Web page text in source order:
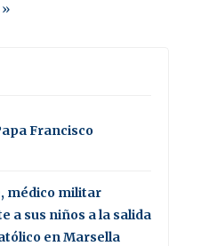
Francisco
médico militar
a sus niños a la salida
en Marsella